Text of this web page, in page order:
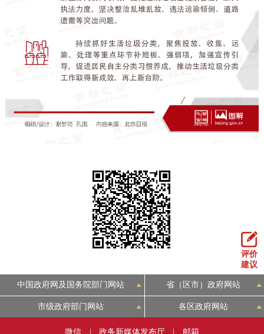
12345网上接诉即办 我要咨询 我要建议
参与调查 在线访谈 图说互动
北京概况 人文北京
한국어
FRANÇAIS РУССКИЙ ЯЗЫК
ITALIANO
评价
建议
中国政府网及国务院部门网站 省（区市）政府网站
市级政府部门网站 各区政府网站
微信 | 政务新媒体发布厅 | 邮箱